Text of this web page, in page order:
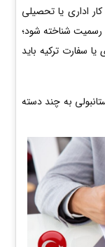
اداری یا تحصیلی
رسمیت شناخته شود؛
یا سفارت ترکیه باید
به چند دسته